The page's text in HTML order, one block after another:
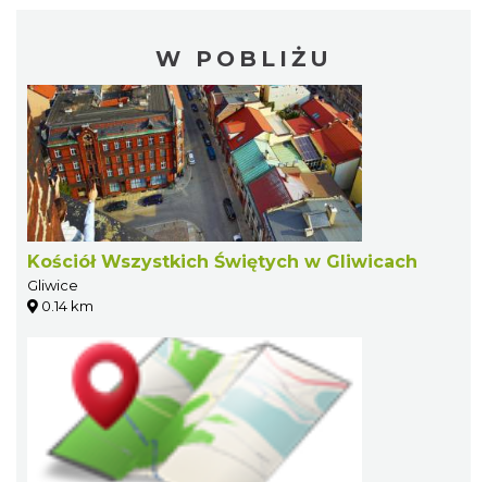
W POBLIŻU
Kościół Wszystkich Świętych w Gliwicach
Gliwice
0.14 km